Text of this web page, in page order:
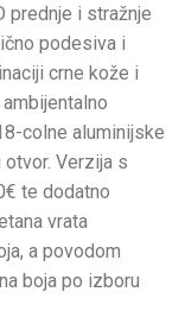
prednje i stražnje
podesiva i
crne kože i
colne aluminijske
Verzija s
te dodatno
vrata
a povodom
boja po izboru